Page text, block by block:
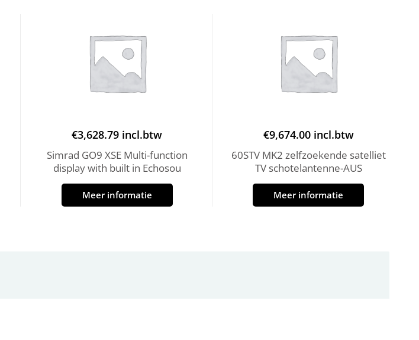
€3,628.79 incl.btw
Simrad GO9 XSE Multi-function
display with built in Echosou
Meer informatie
€9,674.00 incl.btw
60STV MK2 zelfzoekende satelliet
TV schotelantenne-AUS
Meer informatie